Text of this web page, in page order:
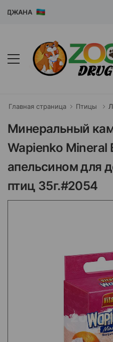
Главная страница Птицы
Минеральный
Wapienko Mineral
апельсином для
птиц 35г.#2054